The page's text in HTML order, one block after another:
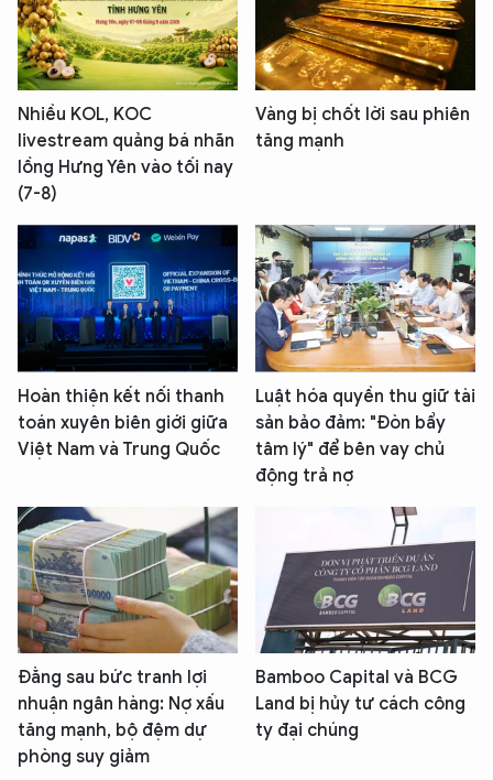
Nhiều KOL, KOC
livestream quảng bá nhãn
lồng Hưng Yên vào tối nay
(7-8)
Vàng bị chốt lời sau phiên
tăng mạnh
Hoàn thiện kết nối thanh
toán xuyên biên giới giữa
Việt Nam và Trung Quốc
Luật hóa quyền thu giữ tài
sản bảo đảm: "Đòn bẩy
tâm lý" để bên vay chủ
động trả nợ
Đằng sau bức tranh lợi
nhuận ngân hàng: Nợ xấu
tăng mạnh, bộ đệm dự
phòng suy giảm
Bamboo Capital và BCG
Land bị hủy tư cách công
ty đại chúng